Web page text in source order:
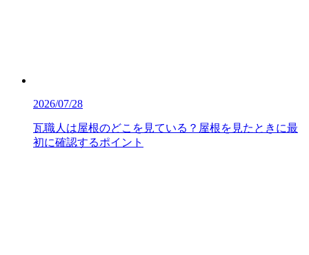
2026/07/28
瓦職人は屋根のどこを見ている？屋根を見たときに最
初に確認するポイント